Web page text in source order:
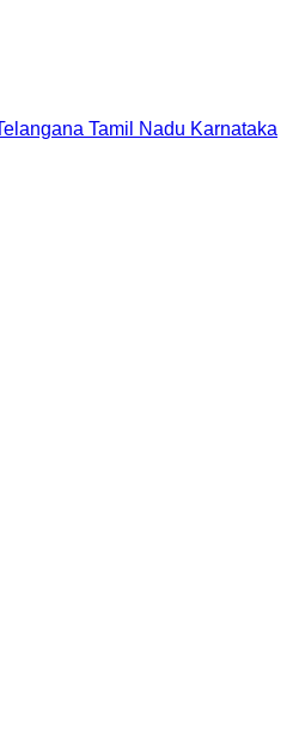
Tamil Nadu Karnataka